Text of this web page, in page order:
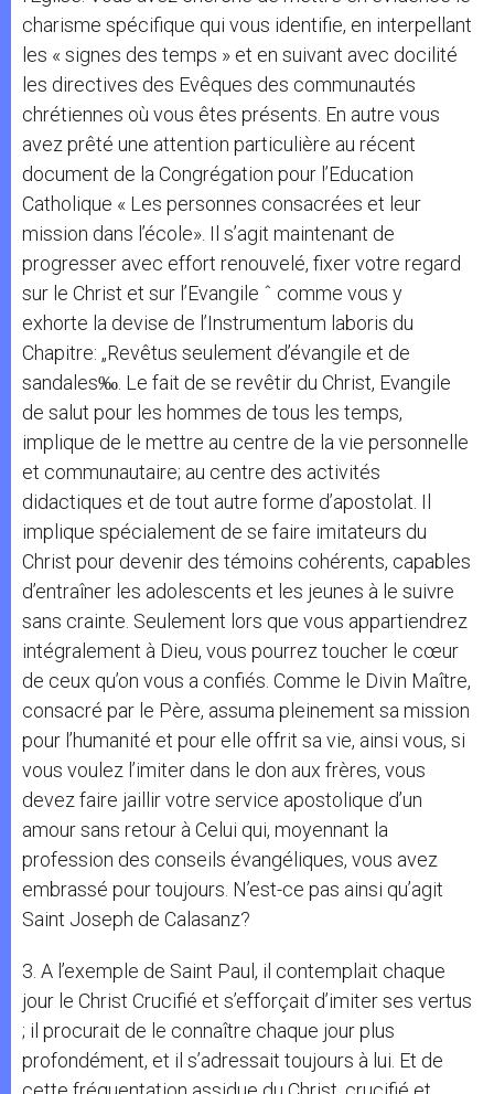
charisme spécifique qui vous identifie, en interpellant
les « signes des temps » et en suivant avec docilité
les directives des Evêques des communautés
chrétiennes où vous êtes présents. En autre vous
avez prêté une attention particulière au récent
document de la Congrégation pour l’Education
Catholique « Les personnes consacrées et leur
mission dans l’école». Il s’agit maintenant de
progresser avec effort renouvelé, fixer votre regard
sur le Christ et sur l’Evangile ˆ comme vous y
exhorte la devise de l’Instrumentum laboris du
Chapitre: „Revêtus seulement d’évangile et de
sandales‰. Le fait de se revêtir du Christ, Evangile
de salut pour les hommes de tous les temps,
implique de le mettre au centre de la vie personnelle
et communautaire; au centre des activités
didactiques et de tout autre forme d’apostolat. Il
implique spécialement de se faire imitateurs du
Christ pour devenir des témoins cohérents, capables
d’entraîner les adolescents et les jeunes à le suivre
sans crainte. Seulement lors que vous appartiendrez
intégralement à Dieu, vous pourrez toucher le cœur
de ceux qu’on vous a confiés. Comme le Divin Maître,
consacré par le Père, assuma pleinement sa mission
pour l’humanité et pour elle offrit sa vie, ainsi vous, si
vous voulez l’imiter dans le don aux frères, vous
devez faire jaillir votre service apostolique d’un
amour sans retour à Celui qui, moyennant la
profession des conseils évangéliques, vous avez
embrassé pour toujours. N’est-ce pas ainsi qu’agit
Saint Joseph de Calasanz?
3. A l’exemple de Saint Paul, il contemplait chaque
jour le Christ Crucifié et s’efforçait d’imiter ses vertus
; il procurait de le connaître chaque jour plus
profondément, et il s’adressait toujours à lui. Et de